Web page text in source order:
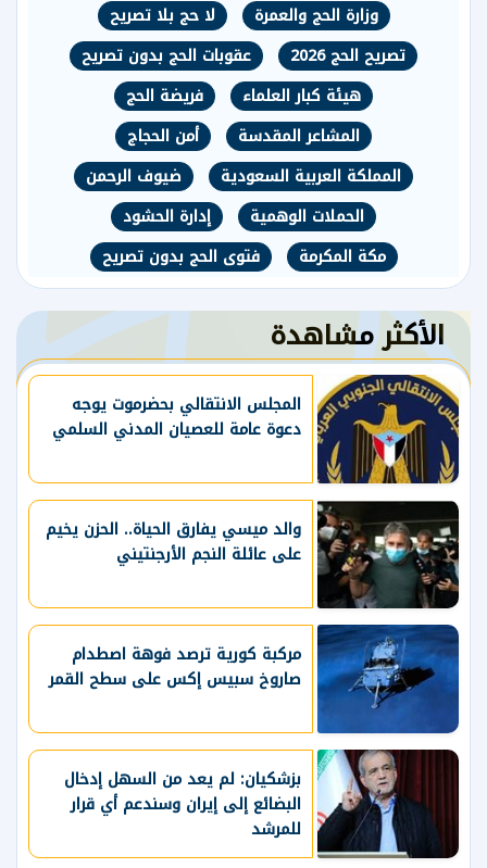
وزارة الحج والعمرة
لا حج بلا تصريح
تصريح الحج 2026
عقوبات الحج بدون تصريح
هيئة كبار العلماء
فريضة الحج
المشاعر المقدسة
أمن الحجاج
المملكة العربية السعودية
ضيوف الرحمن
الحملات الوهمية
إدارة الحشود
مكة المكرمة
فتوى الحج بدون تصريح
الأكثر مشاهدة
المجلس الانتقالي بحضرموت يوجه
دعوة عامة للعصيان المدني السلمي
والد ميسي يفارق الحياة.. الحزن يخيم
على عائلة النجم الأرجنتيني
مركبة كورية ترصد فوهة اصطدام
صاروخ سبيس إكس على سطح القمر
بزشكيان: لم يعد من السهل إدخال
البضائع إلى إيران وسندعم أي قرار
للمرشد